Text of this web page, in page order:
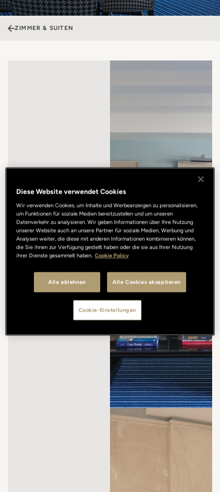
ZIMMER & SUITEN
Diese Website verwendet Cookies
Wir verwenden Cookies, um Inhalte und Werbeanzeigen zu personalisieren,
um Funktionen für soziale Medien bereitzustellen und um unseren
Datenverkehr zu analysieren. Wir geben Informationen über Ihre Nutzung
unserer Website auch an unsere Partner für soziale Medien, Werbung und
Analysen weiter, die diese mit anderen Informationen kombinieren können,
die Sie ihnen zur Verfügung gestellt haben oder die sie aus Ihrer Nutzung
ihrer Dienste gesammelt haben. Cookie Policy
Alle ablehnen Alle Cookies akzeptieren
Cookie-Einstellungen